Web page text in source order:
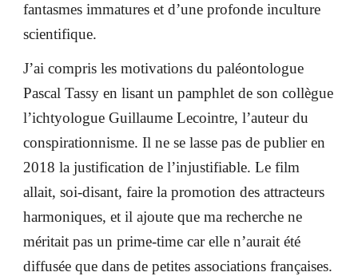
fantasmes immatures et d’une profonde inculture
scientifique.
J’ai compris les motivations du paléontologue
Pascal Tassy en lisant un pamphlet de son collègue
l’ichtyologue Guillaume Lecointre, l’auteur du
conspirationnisme. Il ne se lasse pas de publier en
2018 la justification de l’injustifiable. Le film
allait, soi-disant, faire la promotion des attracteurs
harmoniques, et il ajoute que ma recherche ne
méritait pas un prime-time car elle n’aurait été
diffusée que dans de petites associations françaises.